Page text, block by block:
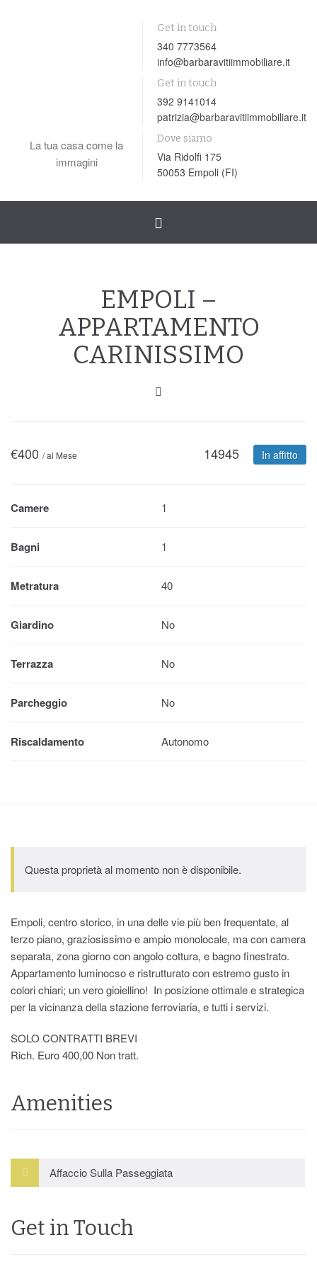
La tua casa come la
immagini
Get in touch
340 7773564
info@barbaravitiimmobiliare.it
Get in touch
392 9141014
patrizia@barbaravitiimmobiliare.it
Dove siamo
Via Ridolfi 175
50053 Empoli (FI)
Toggle
EMPOLI –
APPARTAMENTO
CARINISSIMO
€400 / al Mese 14945 In affitto
Camere 1
Bagni 1
Metratura 40
Giardino No
Terrazza No
Parcheggio No
Riscaldamento Autonomo
Questa proprietà al momento non è disponibile.
Empoli, centro storico, in una delle vie più ben frequentate, al
terzo piano, graziosissimo e ampio monolocale, ma con camera
separata, zona giorno con angolo cottura, e bagno finestrato.
Appartamento luminocso e ristrutturato con estremo gusto in
colori chiari; un vero gioiellino! In posizione ottimale e strategica
per la vicinanza della stazione ferroviaria, e tutti i servizi.
SOLO CONTRATTI BREVI
Rich. Euro 400,00 Non tratt.
Amenities
Affaccio Sulla Passeggiata
Get in Touch